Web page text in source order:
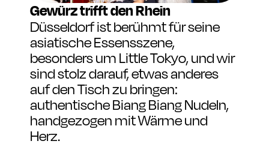
Gewürz trifft den Rhein
Düsseldorf ist berühmt für seine
asiatische Essensszene,
besonders um Little Tokyo, und wir
sind stolz darauf, etwas anderes
auf den Tisch zu bringen:
authentische Biang Biang Nudeln,
handgezogen mit Wärme und
Herz.